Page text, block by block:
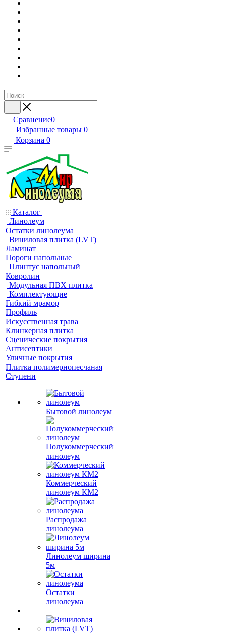
Сравнение0
Избранные товары 0
Корзина 0
Каталог
Линолеум
Остатки линолеума
Виниловая плитка (LVT)
Ламинат
Пороги напольные
Плинтус напольный
Ковролин
Модульная ПВХ плитка
Комплектующие
Гибкий мрамор
Профиль
Искусственная трава
Клинкерная плитка
Сценические покрытия
Антисептики
Уличные покрытия
Плитка полимернопесчаная
Ступени
Бытовой линолеум
Полукоммерческий
линолеум
Коммерческий
линолеум КМ2
Распродажа
линолеума
Линолеум ширина
5м
Остатки
линолеума